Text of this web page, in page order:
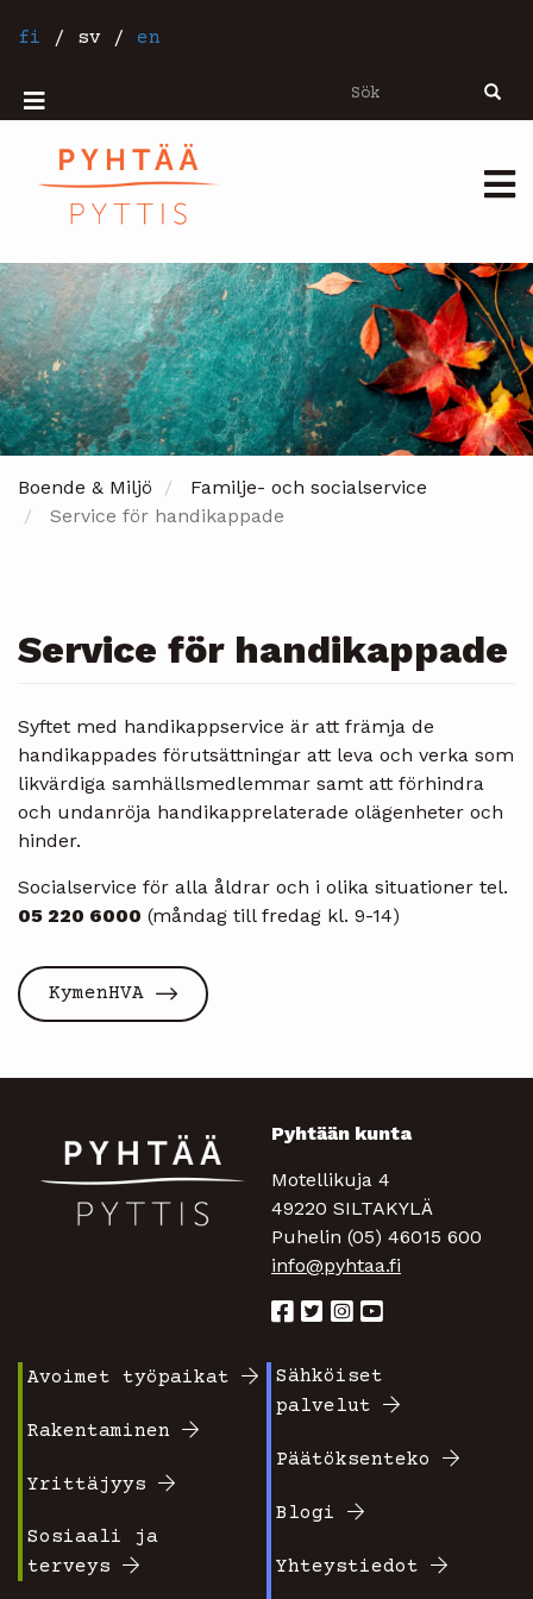
tillfi / sv / en
Sök Sök
Mobiilivalikko
Boende & Miljö
Familje- och socialservice
Service för handikappade
Service för handikappade
Syftet med handikappservice är att främja de
handikappades förutsättningar att leva och verka som
likvärdiga samhällsmedlemmar samt att förhindra
och undanröja handikapprelaterade olägenheter och
hinder.
Socialservice för alla åldrar och i olika situationer tel.
05 220 6000 (måndag till fredag kl. 9-14)
KymenHVA
Pyhtään kunta
Motellikuja 4
49220 SILTAKYLÄ
Puhelin (05) 46015 600
info@pyhtaa.fi
valikko
1
Avoimet työpaikat
Rakentaminen
Yrittäjyys
Sosiaali ja
terveys
Footer
2
Sähköiset
palvelut
Päätöksenteko
Blogi
Yhteystiedot